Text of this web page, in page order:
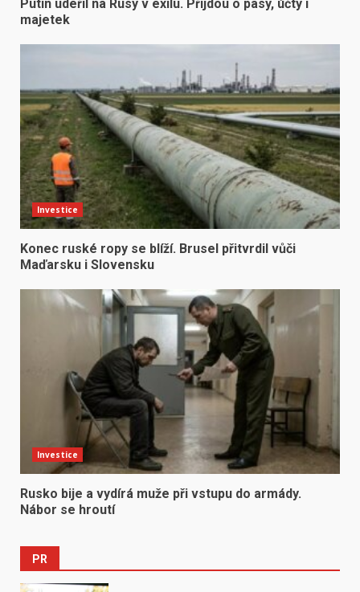
Putin udeřil na Rusy v exilu. Přijdou o pasy, účty i
majetek
Investice
Konec ruské ropy se blíží. Brusel přitvrdil vůči
Maďarsku i Slovensku
Investice
Rusko bije a vydírá muže při vstupu do armády.
Nábor se hroutí
PR